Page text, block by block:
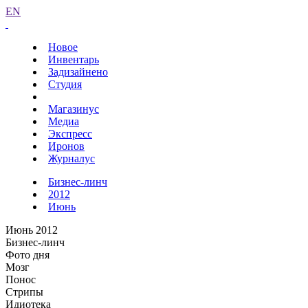
EN
Новое
Инвентарь
Задизайнено
Студия
Магазинус
Медиа
Экспресс
Иронов
Журналус
Бизнес-линч
2012
Июнь
Июнь 2012
Бизнес-линч
Фото дня
Мозг
Понос
Стрипы
Идиотека